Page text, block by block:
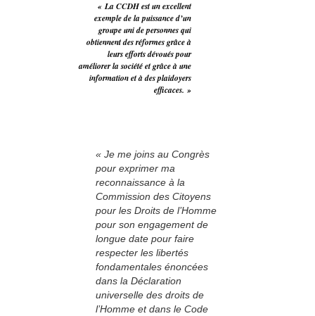
« La CCDH est un excellent
exemple de la puissance d’un
groupe uni de personnes qui
obtiennent des réformes grâce à
leurs efforts dévoués pour
améliorer la société et grâce à une
information et à des plaidoyers
efficaces. »
« Je me joins au Congrès
pour exprimer ma
reconnaissance à la
Commission des Citoyens
pour les Droits de l’Homme
pour son engagement de
longue date pour faire
respecter les libertés
fondamentales énoncées
dans la Déclaration
universelle des droits de
l’Homme et dans le Code